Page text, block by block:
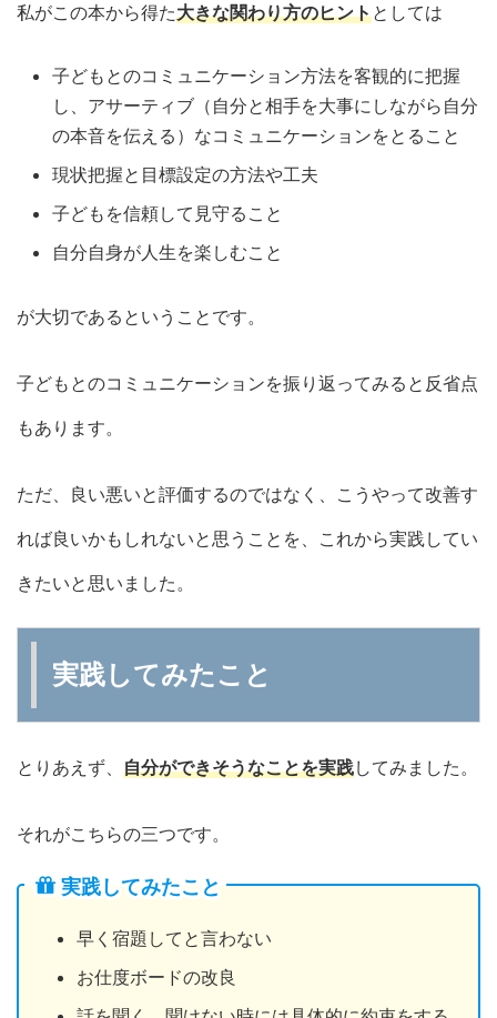
私がこの本から得た大きな関わり方のヒントとしては
子どもとのコミュニケーション方法を客観的に把握
し、アサーティブ（自分と相手を大事にしながら自分
の本音を伝える）なコミュニケーションをとること
現状把握と目標設定の方法や工夫
子どもを信頼して見守ること
自分自身が人生を楽しむこと
が大切であるということです。
子どもとのコミュニケーションを振り返ってみると反省点
もあります。
ただ、良い悪いと評価するのではなく、こうやって改善す
れば良いかもしれないと思うことを、これから実践してい
きたいと思いました。
実践してみたこと
とりあえず、 自分ができそうなことを実践してみました。
それがこちらの三つです。
実践してみたこと
早く宿題してと言わない
お仕度ボードの改良